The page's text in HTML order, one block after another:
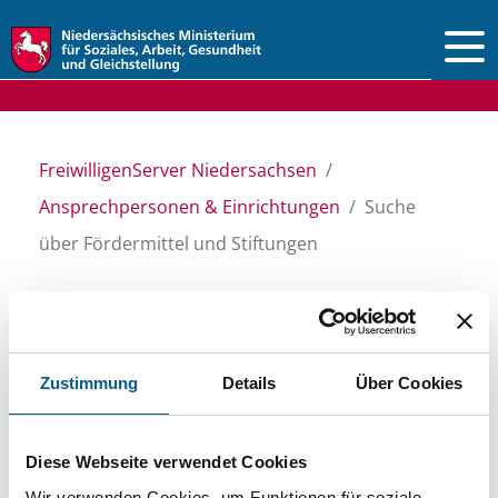
Zustimmung Details Über Cookies
Diese Webseite verwendet Cookies
FreiwilligenServer Niedersachsen
Ansprechpersonen & Einrichtungen
Suche
über Fördermittel und Stiftungen
Suche über Stiftungen
und Fördermittel
Sie suchen finanzielle Unterstützung für ein